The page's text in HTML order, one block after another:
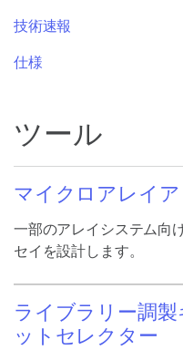
技術速報
仕様
ツール
マイクロアレイ
一部のアレイシステム向
セイを設計します。
ライブラリー調
ットセレクター